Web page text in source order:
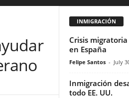
INMIGRACIÓN
Crisis
en España
Felipe Santos - July
Inmigración
todo EE. UU.